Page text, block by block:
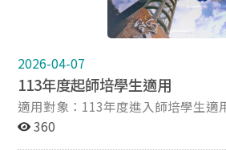
2026-04-07
113年度起師培學生適用
適用對象：113年度進入師培學生適用 法規依據：實地
習實施辦法(法規連結) 112.11.22修訂 相關表單(表格下
360